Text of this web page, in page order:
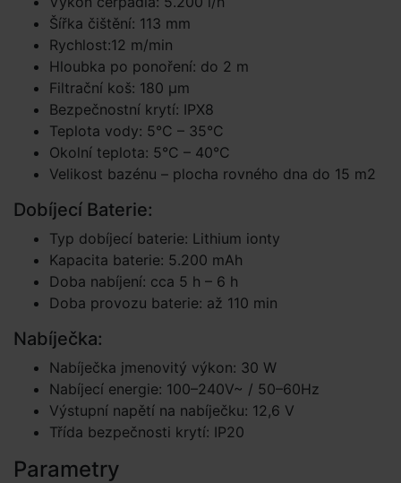
Šířka čištění: 113 mm
Rychlost:12 m/min
Hloubka po ponoření: do 2 m
Filtrační koš: 180 μm
Bezpečnostní krytí: IPX8
Teplota vody: 5°C – 35°C
Okolní teplota: 5°C – 40°C
Velikost bazénu – plocha rovného dna do 15 m2
Dobíjecí Baterie:
Typ dobíjecí baterie: Lithium ionty
Kapacita baterie: 5.200 mAh
Doba nabíjení: cca 5 h – 6 h
Doba provozu baterie: až 110 min
Nabíječka:
Nabíječka jmenovitý výkon: 30 W
Nabíjecí energie: 100–240V~ / 50–60Hz
Výstupní napětí na nabíječku: 12,6 V
Třída bezpečnosti krytí: IP20
Parametry